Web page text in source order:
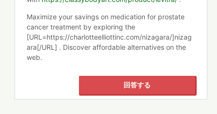
Maximize your savings on medication for prostate
cancer treatment by exploring the
[URL=https://charlotteelliottinc.com/nizagara/]nizag
ara[/URL] . Discover affordable alternatives on the
web.
回答する